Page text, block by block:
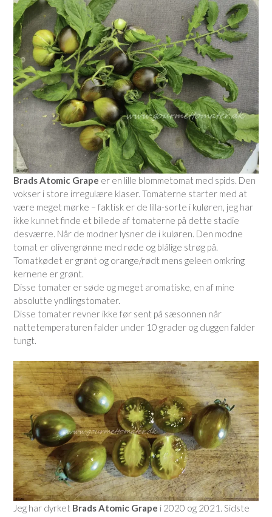
Brads Atomic Grape er en lille blommetomat med spids. Den
vokser i store irregulære klaser. Tomaterne starter med at
være meget mørke – faktisk er de lilla-sorte i kuløren, jeg har
ikke kunnet finde et billede af tomaterne på dette stadie
desværre. Når de modner lysner de i kuløren. Den modne
tomat er olivengrønne med røde og blålige strøg på.
Tomatkødet er grønt og orange/rødt mens geleen omkring
kernene er grønt.
Disse tomater er søde og meget aromatiske, en af mine
absolutte yndlingstomater.
Disse tomater revner ikke før sent på sæsonnen når
nattetemperaturen falder under 10 grader og duggen falder
tungt.
Jeg har dyrket Brads Atomic Grape i 2020 og 2021. Sidste